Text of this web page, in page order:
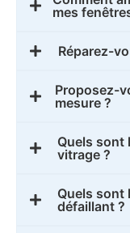
mes
Réparez-
Proposez-
mesure ?
Quels sont
vitrage ?
Quels sont
défaillant ?